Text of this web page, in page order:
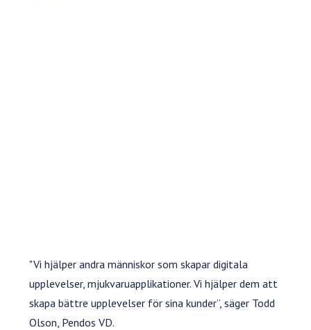
"Vi hjälper andra människor som skapar digitala
upplevelser, mjukvaruapplikationer. Vi hjälper dem att
skapa bättre upplevelser för sina kunder”, säger Todd
Olson, Pendos VD.